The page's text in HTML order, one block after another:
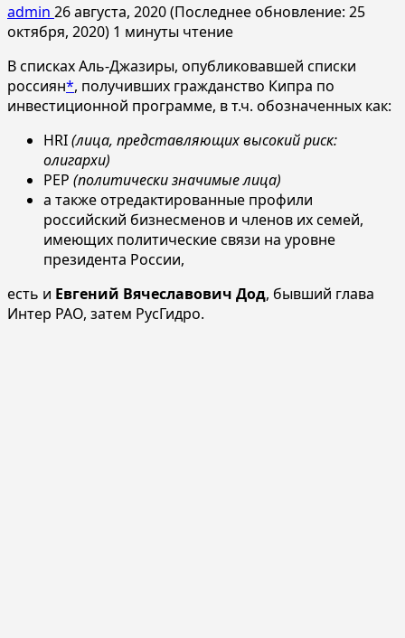
admin 26 августа, 2020 (Последнее обновление: 25
октября, 2020) 1 минуты чтение
В списках Аль-Джазиры, опубликовавшей списки
россиян*, получивших гражданство Кипра по
инвестиционной программе, в т.ч. обозначенных как:
HRI(лица, представляющих высокий риск:
олигархи)
PEP (политически значимые лица)
а также отредактированные профили
российский бизнесменов и членов их семей,
имеющих политические связи на уровне
президента России,
есть и Евгений Вячеславович Дод, бывший глава
Интер РАО, затем РусГидро.